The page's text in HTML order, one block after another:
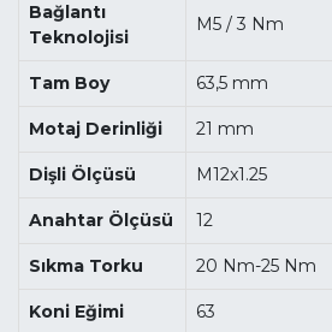
Bağlantı
Teknolojisi
M5 / 3 Nm
Tam Boy 63,5 mm
Motaj Derinliği 21 mm
Dişli Ölçüsü M12x1.25
Anahtar Ölçüsü 12
Sıkma Torku 20 Nm-25 Nm
Koni Eğimi 63